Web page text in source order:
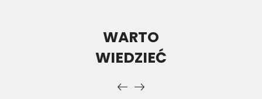
WARTO
WIEDZIEĆ